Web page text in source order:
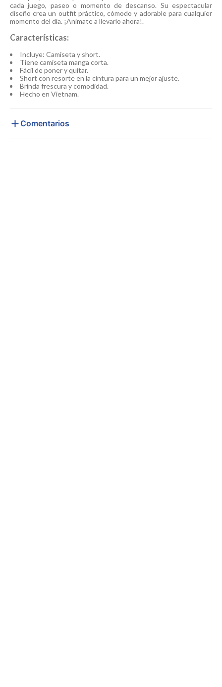
cada juego, paseo o momento de descanso. Su espectacular
diseño crea un outfit práctico, cómodo y adorable para cualquier
momento del día. ¡Anímate a llevarlo ahora!.
Características:
Incluye: Camiseta y short.
Tiene camiseta manga corta.
Fácil de poner y quitar.
Short con resorte en la cintura para un mejor ajuste.
Brinda frescura y comodidad.
Hecho en Vietnam.
Comentarios